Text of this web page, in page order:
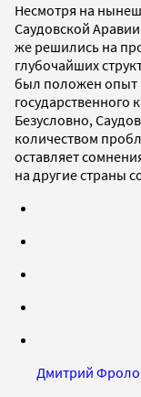
Несмотря на
Саудовской
же решились на
глубочайших
был положен опыт
государственного
Безусловно,
количеством
оставляет
на другие страны
Дмитрий